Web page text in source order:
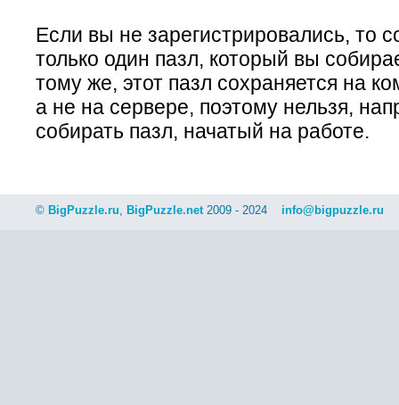
Если вы не зарегистрировались, то
только один пазл, который вы
тому же, этот пазл сохраняется на
а не на сервере, поэтому нельзя,
собирать пазл, начатый на работе.
© BigPuzzle.ru, BigPuzzle.net2009 - 2024 info@bigpuzzle.ru